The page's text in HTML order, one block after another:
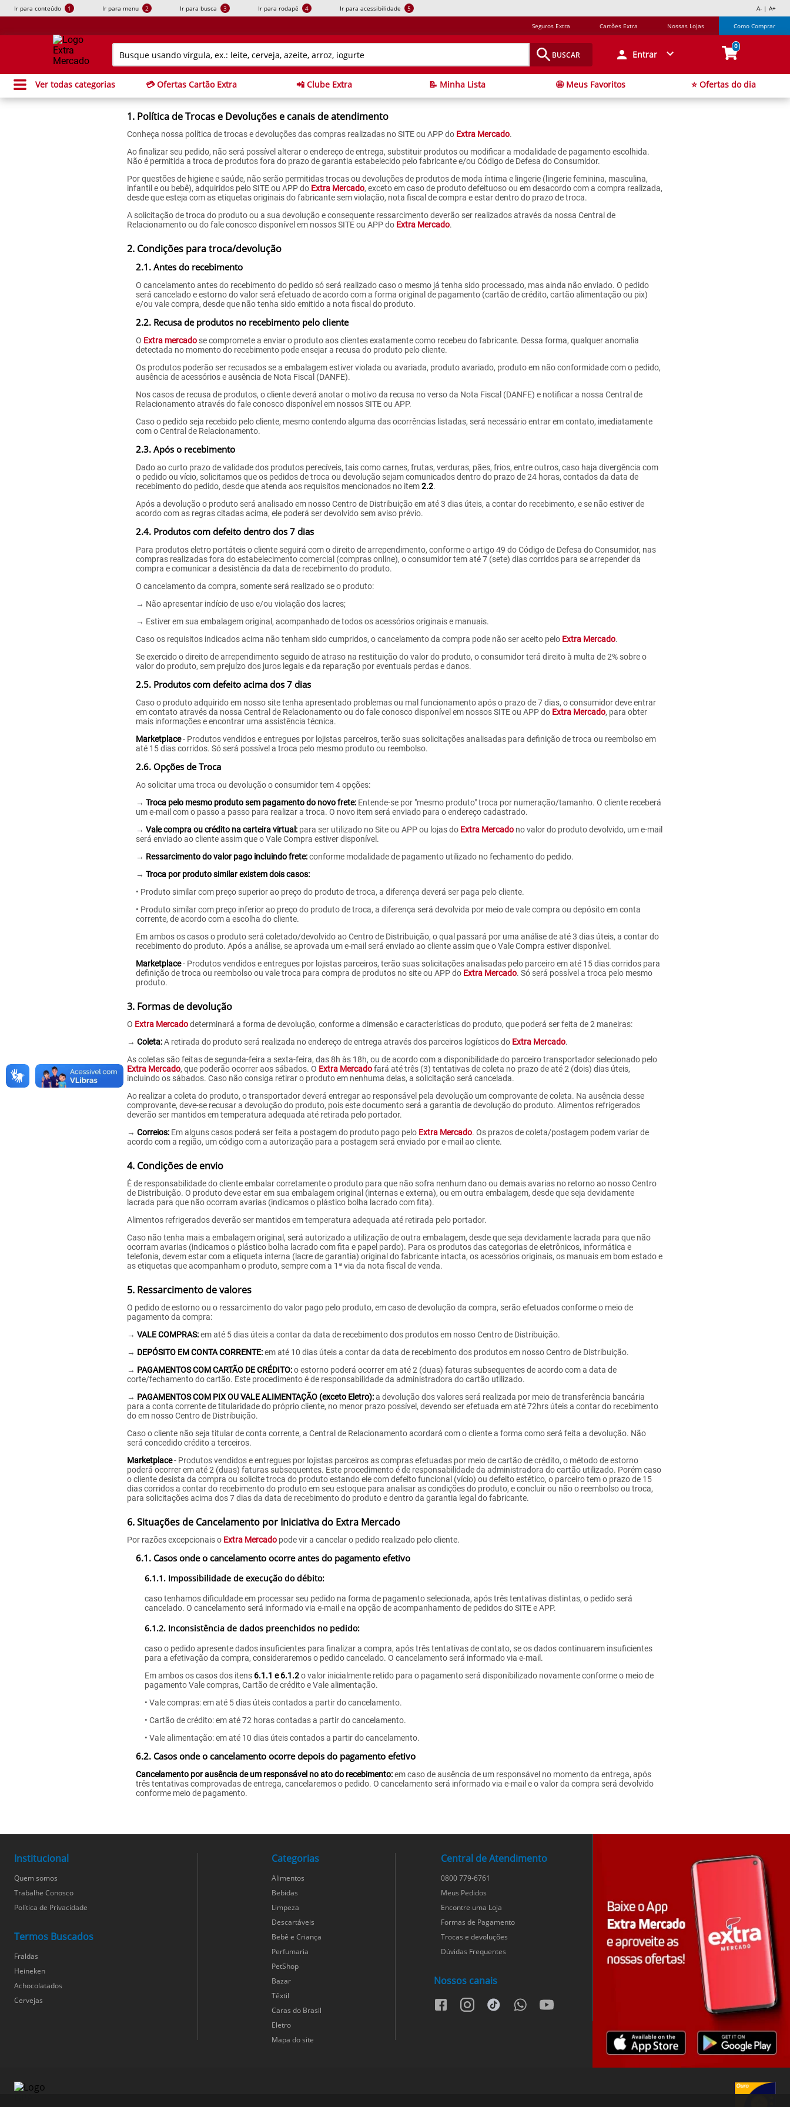
Ir para conteúdo 1 Ir para menu 2 Ir para busca 3 Ir para rodapé 4 Ir para acessibilidade 5 A- | A+
Seguros Extra Cartões Extra Nossas Lojas Como Comprar
BUSCAR Entrar
0
Ver todas categorias 💳 Ofertas Cartão Extra 📲 Clube Extra 📝 Minha Lista 🤩 Meus Favoritos ⭐ Ofertas do dia
1. Política de Trocas e Devoluções e canais de atendimento
Conheça nossa política de trocas e devoluções das compras realizadas no SITE ou APP do Extra Mercado.
Ao finalizar seu pedido, não será possível alterar o endereço de entrega, substituir produtos ou modificar a modalidade de pagamento escolhida.
Não é permitida a troca de produtos fora do prazo de garantia estabelecido pelo fabricante e/ou Código de Defesa do Consumidor.
Por questões de higiene e saúde, não serão permitidas trocas ou devoluções de produtos de moda íntima e lingerie (lingerie feminina, masculina,
infantil e ou bebê), adquiridos pelo SITE ou APP do Extra Mercado, exceto em caso de produto defeituoso ou em desacordo com a compra realizada,
desde que esteja com as etiquetas originais do fabricante sem violação, nota fiscal de compra e estar dentro do prazo de troca.
A solicitação de troca do produto ou a sua devolução e consequente ressarcimento deverão ser realizados através da nossa Central de
Relacionamento ou do fale conosco disponível em nossos SITE ou APP do Extra Mercado.
2. Condições para troca/devolução
2.1. Antes do recebimento
O cancelamento antes do recebimento do pedido só será realizado caso o mesmo já tenha sido processado, mas ainda não enviado. O pedido
será cancelado e estorno do valor será efetuado de acordo com a forma original de pagamento (cartão de crédito, cartão alimentação ou pix)
e/ou vale compra, desde que não tenha sido emitido a nota fiscal do produto.
2.2. Recusa de produtos no recebimento pelo cliente
O Extra mercado se compromete a enviar o produto aos clientes exatamente como recebeu do fabricante. Dessa forma, qualquer anomalia
detectada no momento do recebimento pode ensejar a recusa do produto pelo cliente.
Os produtos poderão ser recusados se a embalagem estiver violada ou avariada, produto avariado, produto em não conformidade com o pedido,
ausência de acessórios e ausência de Nota Fiscal (DANFE).
Nos casos de recusa de produtos, o cliente deverá anotar o motivo da recusa no verso da Nota Fiscal (DANFE) e notificar a nossa Central de
Relacionamento através do fale conosco disponível em nossos SITE ou APP.
Caso o pedido seja recebido pelo cliente, mesmo contendo alguma das ocorrências listadas, será necessário entrar em contato, imediatamente
com o Central de Relacionamento.
2.3. Após o recebimento
Dado ao curto prazo de validade dos produtos perecíveis, tais como carnes, frutas, verduras, pães, frios, entre outros, caso haja divergência com
o pedido ou vício, solicitamos que os pedidos de troca ou devolução sejam comunicados dentro do prazo de 24 horas, contados da data de
recebimento do pedido, desde que atenda aos requisitos mencionados no item2.2.
Após a devolução o produto será analisado em nosso Centro de Distribuição em até 3 dias úteis, a contar do recebimento, e se não estiver de
acordo com as regras citadas acima, ele poderá ser devolvido sem aviso prévio.
2.4. Produtos com defeito dentro dos 7 dias
Para produtos eletro portáteis o cliente seguirá com o direito de arrependimento, conforme o artigo 49 do Código de Defesa do Consumidor, nas
compras realizadas fora do estabelecimento comercial (compras online), o consumidor tem até 7 (sete) dias corridos para se arrepender da
compra e comunicar a desistência da data de recebimento do produto.
O cancelamento da compra, somente será realizado se o produto:
→ Não apresentar indício de uso e/ou violação dos lacres;
→ Estiver em sua embalagem original, acompanhado de todos os acessórios originais e manuais.
Caso os requisitos indicados acima não tenham sido cumpridos, o cancelamento da compra pode não ser aceito pelo Extra Mercado.
Se exercido o direito de arrependimento seguido de atraso na restituição do valor do produto, o consumidor terá direito à multa de 2% sobre o
valor do produto, sem prejuízo dos juros legais e da reparação por eventuais perdas e danos.
2.5. Produtos com defeito acima dos 7 dias
Caso o produto adquirido em nosso site tenha apresentado problemas ou mal funcionamento após o prazo de 7 dias, o consumidor deve entrar
em contato através da nossa Central de Relacionamento ou do fale conosco disponível em nossos SITE ou APP do Extra Mercado, para obter
mais informações e encontrar uma assistência técnica.
Marketplace- Produtos vendidos e entregues por lojistas parceiros, terão suas solicitações analisadas para definição de troca ou reembolso em
até 15 dias corridos. Só será possível a troca pelo mesmo produto ou reembolso.
2.6. Opções de Troca
Ao solicitar uma troca ou devolução o consumidor tem 4 opções:
→ Troca pelo mesmo produto sem pagamento do novo frete: Entende-se por "mesmo produto" troca por numeração/tamanho. O cliente receberá
um e-mail com o passo a passo para realizar a troca. O novo item será enviado para o endereço cadastrado.
→ Vale compra ou crédito na carteira virtual: para ser utilizado no Site ou APP ou lojas do Extra Mercado no valor do produto devolvido, um e-mail
será enviado ao cliente assim que o Vale Compra estiver disponível.
→ Ressarcimento do valor pago incluindo frete:conforme modalidade de pagamento utilizado no fechamento do pedido.
→ Troca por produto similar existem dois casos:
• Produto similar com preço superior ao preço do produto de troca, a diferença deverá ser paga pelo cliente.
• Produto similar com preço inferior ao preço do produto de troca, a diferença será devolvida por meio de vale compra ou depósito em conta
corrente, de acordo com a escolha do cliente.
Em ambos os casos o produto será coletado/devolvido ao Centro de Distribuição, o qual passará por uma análise de até 3 dias úteis, a contar do
recebimento do produto. Após a análise, se aprovada um e-mail será enviado ao cliente assim que o Vale Compra estiver disponível.
Marketplace- Produtos vendidos e entregues por lojistas parceiros, terão suas solicitações analisadas pelo parceiro em até 15 dias corridos para
definição de troca ou reembolso ou vale troca para compra de produtos no site ou APP do Extra Mercado. Só será possível a troca pelo mesmo
produto.
3. Formas de devolução
O Extra Mercadodeterminará a forma de devolução, conforme a dimensão e características do produto, que poderá ser feita de 2 maneiras:
→ Coleta:A retirada do produto será realizada no endereço de entrega através dos parceiros logísticos do Extra Mercado.
As coletas são feitas de segunda-feira a sexta-feira, das 8h às 18h, ou de acordo com a disponibilidade do parceiro transportador selecionado pelo
Extra Mercado, que poderão ocorrer aos sábados. O Extra Mercadofará até três (3) tentativas de coleta no prazo de até 2 (dois) dias úteis,
incluindo os sábados. Caso não consiga retirar o produto em nenhuma delas, a solicitação será cancelada.
Ao realizar a coleta do produto, o transportador deverá entregar ao responsável pela devolução um comprovante de coleta. Na ausência desse
comprovante, deve-se recusar a devolução do produto, pois este documento será a garantia de devolução do produto. Alimentos refrigerados
deverão ser mantidos em temperatura adequada até retirada pelo portador.
→ Correios: Em alguns casos poderá ser feita a postagem do produto pago pelo Extra Mercado. Os prazos de coleta/postagem podem variar de
acordo com a região, um código com a autorização para a postagem será enviado por e-mail ao cliente.
4. Condições de envio
É de responsabilidade do cliente embalar corretamente o produto para que não sofra nenhum dano ou demais avarias no retorno ao nosso Centro
de Distribuição. O produto deve estar em sua embalagem original (internas e externa), ou em outra embalagem, desde que seja devidamente
lacrada para que não ocorram avarias (indicamos o plástico bolha lacrado com fita).
Alimentos refrigerados deverão ser mantidos em temperatura adequada até retirada pelo portador.
Caso não tenha mais a embalagem original, será autorizado a utilização de outra embalagem, desde que seja devidamente lacrada para que não
ocorram avarias (indicamos o plástico bolha lacrado com fita e papel pardo). Para os produtos das categorias de eletrônicos, informática e
telefonia, devem estar com a etiqueta interna (lacre de garantia) original do fabricante intacta, os acessórios originais, os manuais em bom estado e
as etiquetas que acompanham o produto, sempre com a 1ª via da nota fiscal de venda.
5. Ressarcimento de valores
O pedido de estorno ou o ressarcimento do valor pago pelo produto, em caso de devolução da compra, serão efetuados conforme o meio de
pagamento da compra:
→ VALE COMPRAS:em até 5 dias úteis a contar da data de recebimento dos produtos em nosso Centro de Distribuição.
→ DEPÓSITO EM CONTA CORRENTE:em até 10 dias úteis a contar da data de recebimento dos produtos em nosso Centro de Distribuição.
→ PAGAMENTOS COM CARTÃO DE CRÉDITO:o estorno poderá ocorrer em até 2 (duas) faturas subsequentes de acordo com a data de
corte/fechamento do cartão. Este procedimento é de responsabilidade da administradora do cartão utilizado.
→ PAGAMENTOS COM PIX OU VALE ALIMENTAÇÃO (exceto Eletro):a devolução dos valores será realizada por meio de transferência bancária
para a conta corrente de titularidade do próprio cliente, no menor prazo possível, devendo ser efetuada em até 72hrs úteis a contar do recebimento
do em nosso Centro de Distribuição.
Caso o cliente não seja titular de conta corrente, a Central de Relacionamento acordará com o cliente a forma como será feita a devolução. Não
será concedido crédito a terceiros.
Marketplace- Produtos vendidos e entregues por lojistas parceiros as compras efetuadas por meio de cartão de crédito, o método de estorno
poderá ocorrer em até 2 (duas) faturas subsequentes. Este procedimento é de responsabilidade da administradora do cartão utilizado. Porém caso
o cliente desista da compra ou solicite troca do produto estando ele com defeito funcional (vício) ou defeito estético, o parceiro tem o prazo de 15
dias corridos a contar do recebimento do produto em seu estoque para analisar as condições do produto, e concluir ou não o reembolso ou troca,
para solicitações acima dos 7 dias da data de recebimento do produto e dentro da garantia legal do fabricante.
6. Situações de Cancelamento por Iniciativa do Extra Mercado
Por razões excepcionais o Extra Mercado pode vir a cancelar o pedido realizado pelo cliente.
6.1. Casos onde o cancelamento ocorre antes do pagamento efetivo
6.1.1. Impossibilidade de execução do débito:
caso tenhamos dificuldade em processar seu pedido na forma de pagamento selecionada, após três tentativas distintas, o pedido será
cancelado. O cancelamento será informado via e-mail e na opção de acompanhamento de pedidos do SITE e APP.
6.1.2. Inconsistência de dados preenchidos no pedido:
caso o pedido apresente dados insuficientes para finalizar a compra, após três tentativas de contato, se os dados continuarem insuficientes
para a efetivação da compra, consideraremos o pedido cancelado. O cancelamento será informado via e-mail.
Em ambos os casos dos itens 6.1.1 e 6.1.2o valor inicialmente retido para o pagamento será disponibilizado novamente conforme o meio de
pagamento Vale compras, Cartão de crédito e Vale alimentação.
• Vale compras: em até 5 dias úteis contados a partir do cancelamento.
• Cartão de crédito: em até 72 horas contadas a partir do cancelamento.
• Vale alimentação: em até 10 dias úteis contados a partir do cancelamento.
6.2. Casos onde o cancelamento ocorre depois do pagamento efetivo
Cancelamento por ausência de um responsável no ato do recebimento:em caso de ausência de um responsável no momento da entrega, após
três tentativas comprovadas de entrega, cancelaremos o pedido. O cancelamento será informado via e-mail e o valor da compra será devolvido
conforme meio de pagamento.
Institucional
Quem somos
Trabalhe Conosco
Política de Privacidade
Termos Buscados
Fraldas
Heineken
Achocolatados
Cervejas
Categorias
Alimentos
Bebidas
Limpeza
Descartáveis
Bebê e Criança
Perfumaria
PetShop
Bazar
Têxtil
Caras do Brasil
Eletro
Mapa do site
Central de Atendimento
0800 779-6761
Meus Pedidos
Encontre uma Loja
Formas de Pagamento
Trocas e devoluções
Dúvidas Frequentes
Nossos canais
facebookinstagram
tiktok whatsappyoutube